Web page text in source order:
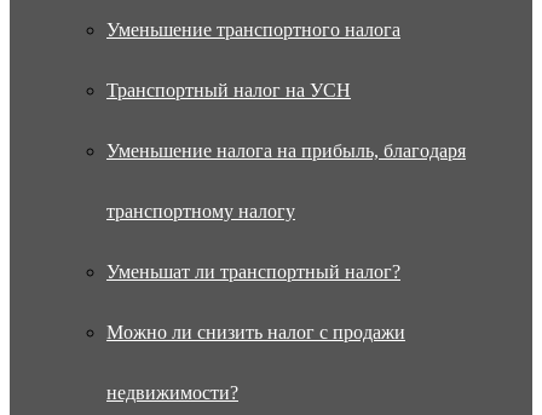
Уменьшение транспортного налога
Транспортный налог на УСН
Уменьшение налога на прибыль, благодаря
транспортному налогу
Уменьшат ли транспортный налог?
Можно ли снизить налог с продажи
недвижимости?